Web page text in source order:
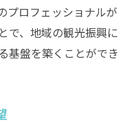
プロフェッショナルが
で、地域の観光振興に
基盤を築くことができ